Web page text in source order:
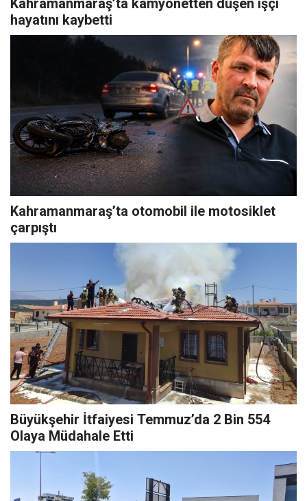
Kahramanmaraş’ta kamyonetten düşen işçi
hayatını kaybetti
Kahramanmaraş’ta otomobil ile motosiklet
çarpıştı
Büyükşehir İtfaiyesi Temmuz’da 2 Bin 554
Olaya Müdahale Etti